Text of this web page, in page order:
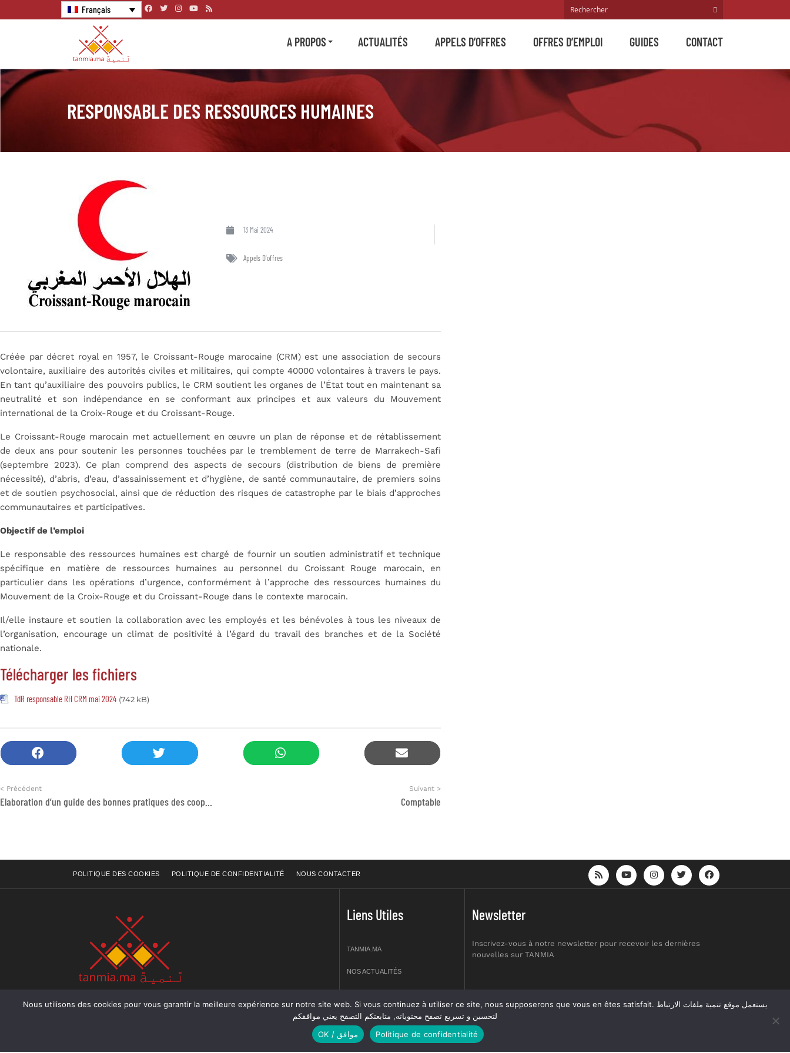
Français
A PROPOS ACTUALITÉS APPELS D’OFFRES OFFRES D’EMPLOI GUIDES CONTACT
RESPONSABLE DES RESSOURCES HUMAINES
13 Mai 2024
Appels D'offres
Créée par décret royal en 1957, le Croissant-Rouge marocaine (CRM) est une association de secours
volontaire, auxiliaire des autorités civiles et militaires, qui compte 40000 volontaires à travers le pays.
En tant qu’auxiliaire des pouvoirs publics, le CRM soutient les organes de l’État tout en maintenant sa
neutralité et son indépendance en se conformant aux principes et aux valeurs du Mouvement
international de la Croix-Rouge et du Croissant-Rouge.
Le Croissant-Rouge marocain met actuellement en œuvre un plan de réponse et de rétablissement
de deux ans pour soutenir les personnes touchées par le tremblement de terre de Marrakech-Safi
(septembre 2023). Ce plan comprend des aspects de secours (distribution de biens de première
nécessité), d’abris, d’eau, d’assainissement et d’hygiène, de santé communautaire, de premiers soins
et de soutien psychosocial, ainsi que de réduction des risques de catastrophe par le biais d’approches
communautaires et participatives.
Objectif de l’emploi
Le responsable des ressources humaines est chargé de fournir un soutien administratif et technique
spécifique en matière de ressources humaines au personnel du Croissant Rouge marocain, en
particulier dans les opérations d’urgence, conformément à l’approche des ressources humaines du
Mouvement de la Croix-Rouge et du Croissant-Rouge dans le contexte marocain.
Il/elle instaure et soutien la collaboration avec les employés et les bénévoles à tous les niveaux de
l’organisation, encourage un climat de positivité à l’égard du travail des branches et de la Société
nationale.
Télécharger les fichiers
TdR responsable RH CRM mai 2024 (742 kB)
< Précédent Suivant >
Comptable
POLITIQUE DES COOKIES POLITIQUE DE CONFIDENTIALITÉ NOUS CONTACTER
Rue Raiss Achour, Résidence Badr A, ler étage, Apprt NO 2,
Liens Utiles
TANMIA.MA
NOS ACTUALITÉS
OFFRES D’EMPLOI
GUIDES
Newsletter
Inscrivez-vous à notre newsletter pour recevoir les dernières
nouvelles sur TANMIA
Nous utilisons des cookies pour vous garantir la meilleure expérience sur notre site web. Si vous continuez à utiliser ce site, nous supposerons que vous en êtes satisfait. يستعمل موقع تنمية ملفات الارتباط
لتحسين و تسريع تصفح محتوياته, متابعتكم التصفح يعني موافقكم
OK / موافق
Politique de confidentialité